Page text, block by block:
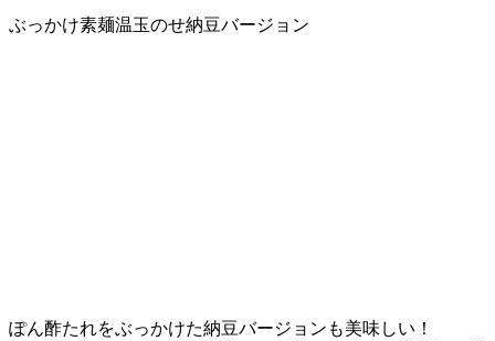
ぶっかけ素麺温玉のせ納豆バージョン
ぽん酢たれをぶっかけた納豆バージョンも美味しい！